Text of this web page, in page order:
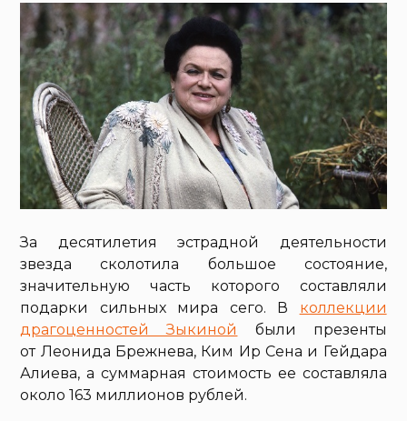
За десятилетия эстрадной деятельности
звезда сколотила большое состояние,
значительную часть которого составляли
подарки сильных мира сего. В коллекции
драгоценностей Зыкиной
были презенты
от Леонида Брежнева, Ким Ир Сена и Гейдара
Алиева, а суммарная стоимость ее составляла
около 163 миллионов рублей.